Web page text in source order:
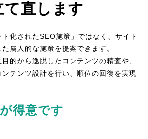
て直します
化されたSEO施策」ではなく、サイト
属人的な施策を提案できます。
的から逸脱したコンテンツの精査や、
テンツ設計を行い、順位の回復を実現
得意です